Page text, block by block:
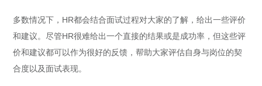
多数情况下，HR都会结合面试过程对大家的了解，给出一些评价
和建议。尽管HR很难给出一个直接的结果或是成功率，但这些评
价和建议都可以作为很好的反馈，帮助大家评估自身与岗位的契
合度以及面试表现。